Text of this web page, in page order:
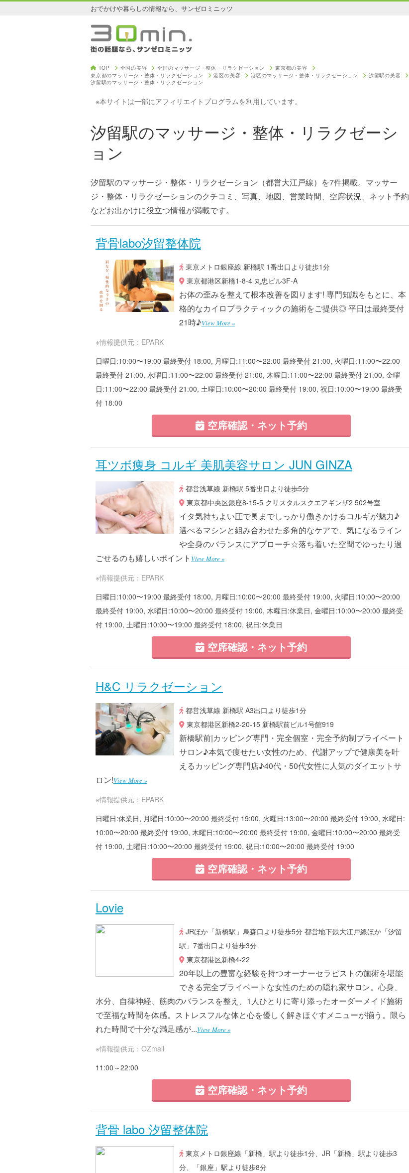
おでかけや暮らしの情報なら、サンゼロミニッツ
TOP 全国の美容 全国のマッサージ・整体・リラクゼーション
東京都の美容
東京都のマッサージ・整体・リラクゼーション
港区の美容 港区のマッサージ・整体・リラクゼーション
汐留駅の美容
汐留駅のマッサージ・整体・リラクゼーション
※本サイトは一部にアフィリエイトプログラムを利用しています。
汐留駅のマッサージ・整体・リラクゼーシ
ョン
汐留駅のマッサージ・整体・リラクゼーション（都営大江戸線）を7件掲載。マッサー
ジ・整体・リラクゼーションのクチコミ、写真、地図、営業時間、空席状況、ネット予約
などお出かけに役立つ情報が満載です。
背骨labo汐留整体院
東京メトロ銀座線 新橋駅 1番出口より徒歩1分
東京都港区新橋1-8-4 丸忠ビル3F-A
お体の歪みを整えて根本改善を図ります! 専門知識をもとに、本
格的なカイロプラクティックの施術をご提供◎ 平日は最終受付
21時♪View More »
※情報提供元：EPARK
日曜日:10:00〜19:00 最終受付 18:00, 月曜日:11:00〜22:00 最終受付 21:00, 火曜日:11:00〜22:00
最終受付 21:00, 水曜日:11:00〜22:00 最終受付 21:00, 木曜日:11:00〜22:00 最終受付 21:00, 金曜
日:11:00〜22:00 最終受付 21:00, 土曜日:10:00〜20:00 最終受付 19:00, 祝日:10:00〜19:00 最終受
付 18:00
空席確認・ネット予約
耳ツボ痩身 コルギ 美肌美容サロン JUN GINZA
都営浅草線 新橋駅 5番出口より徒歩5分
東京都中央区銀座8-15-5 クリスタルスクエアギンザ2 502号室
イタ気持ちよい圧で奥までしっかり働きかけるコルギが魅力♪
選べるマシンと組み合わせた多角的なケアで、気になるライン
や全身のバランスにアプローチ☆落ち着いた空間でゆったり過
ごせるのも嬉しいポイント View More »
※情報提供元：EPARK
日曜日:10:00〜19:00 最終受付 18:00, 月曜日:10:00〜20:00 最終受付 19:00, 火曜日:10:00〜20:00
最終受付 19:00, 水曜日:10:00〜20:00 最終受付 19:00, 木曜日:休業日, 金曜日:10:00〜20:00 最終受
付 19:00, 土曜日:10:00〜19:00 最終受付 18:00, 祝日:休業日
空席確認・ネット予約
H&C リラクゼーション
都営浅草線 新橋駅 A3出口より徒歩1分
東京都港区新橋2-20-15 新橋駅前ビル1号館919
新橋駅前|カッピング専門・完全個室・完全予約制プライベート
サロン♪本気で痩せたい女性のため、代謝アップで健康美を叶
えるカッピング専門店♪40代・50代女性に人気のダイエットサ
ロン!View More »
※情報提供元：EPARK
日曜日:休業日, 月曜日:10:00〜20:00 最終受付 19:00, 火曜日:13:00〜20:00 最終受付 19:00, 水曜日:
10:00〜20:00 最終受付 19:00, 木曜日:10:00〜20:00 最終受付 19:00, 金曜日:10:00〜20:00 最終受
付 19:00, 土曜日:10:00〜20:00 最終受付 19:00, 祝日:10:00〜20:00 最終受付 19:00
空席確認・ネット予約
Lovie
JRほか「新橋駅」烏森口より徒歩5分 都営地下鉄大江戸線ほか「汐留
駅」7番出口より徒歩3分
東京都港区新橋4-22
20年以上の豊富な経験を持つオーナーセラピストの施術を堪能
できる完全プライベートな女性のための隠れ家サロン。心身、
水分、自律神経、筋肉のバランスを整え、1人ひとりに寄り添ったオーダーメイド施術
で至福な時間を体感。ストレスフルな体と心を優しく解きほぐすメニューが揃う。限ら
れた時間で十分な満足感が...View More »
※情報提供元：OZmall
11:00～22:00
空席確認・ネット予約
背骨 labo 汐留整体院
東京メトロ銀座線「新橋」駅より徒歩1分、JR「新橋」駅より徒歩3
分、「銀座」駅より徒歩8分